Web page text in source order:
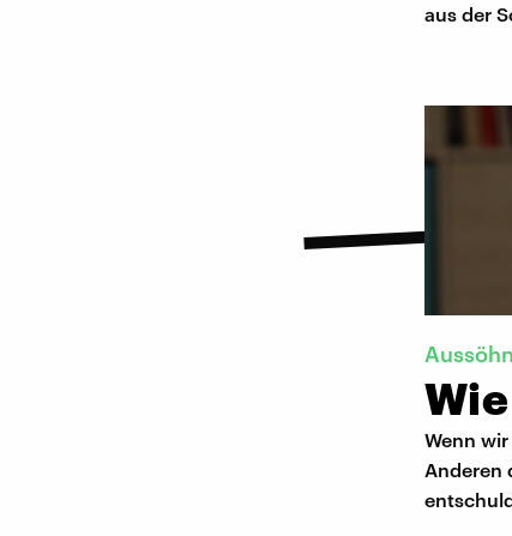
aus der
Wenn
Anderen